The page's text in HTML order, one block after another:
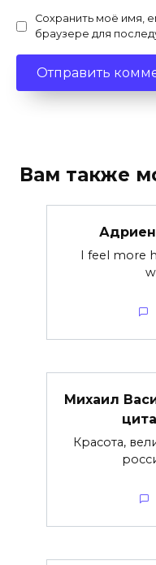
Сохранить моё имя,
браузере для
Вам также
I feel more
Михаил
Красота,